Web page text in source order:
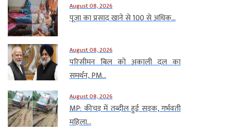
August 08, 2026
पूजा का प्रसाद खाने से 100 से अधिक...
August 08, 2026
परिसीमन बिल को अकाली दल का
समर्थन, PM...
August 08, 2026
MP: कीचड़ में तब्दील हुई सड़क, गर्भवती
महिला...